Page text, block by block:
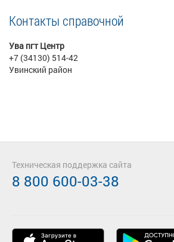
Контакты справочной
Ува пгт Центр
+7 (34130) 514-42
Увинский район
Техническая поддержка сайта
8 800 600-03-38